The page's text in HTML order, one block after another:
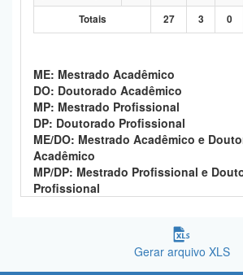
Totais 27 3 0
ME: Mestrado Acadêmico
DO: Doutorado Acadêmico
MP: Mestrado Profissional
DP: Doutorado Profissional
ME/DO: Mestrado Acadêmico e
Acadêmico
MP/DP: Mestrado Profissional e
Profissional
Gerar arquivo XLS